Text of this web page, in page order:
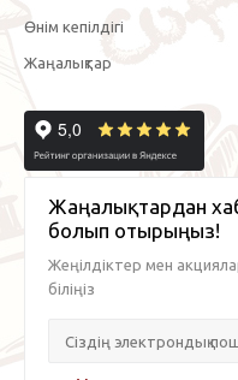
Өнім кепілдігі
Жаңалықтар
Жаңалықтардан
болып отырыңыз!
Жеңілдіктер мен
біліңіз